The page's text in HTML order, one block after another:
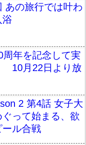
あの旅行では叶わ
浴
周年を記念して実
10月22日より放
2 第4話 女子大
って始まる、欲
ル合戦